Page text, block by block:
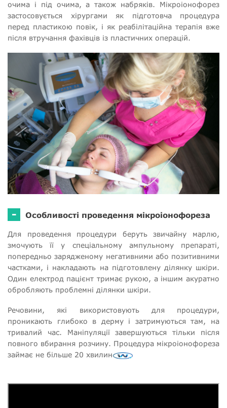
очима і під очима, а також набряків. Мікроіонофорез
застосовується хірургами як підготовча процедура
перед пластикою повік, і як реабілітаційна терапія вже
після втручання фахівців із пластичних операцій.
- Особливості проведення мікроіонофореза
Для проведення процедури беруть звичайну марлю,
змочують її у спеціальному ампульному препараті,
попередньо зарядженому негативними або позитивними
частками, і накладають на підготовлену ділянку шкіри.
Один електрод пацієнт тримає рукою, а іншим акуратно
обробляють проблемні ділянки шкіри.
Речовини, які використовують для процедури,
проникають глибоко в дерму і затримуються там, на
тривалий час. Маніпуляції завершуються тільки після
повного вбирання розчину. Процедура мікроіонофореза
займає не більше 20 хвилин